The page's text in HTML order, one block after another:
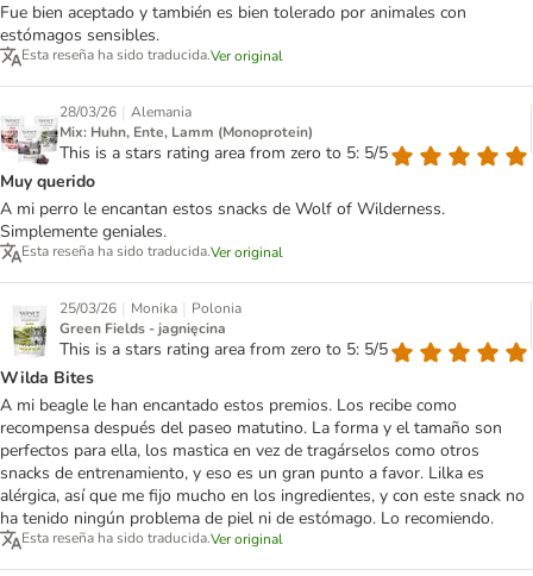
Fue bien aceptado y también es bien tolerado por animales con
estómagos sensibles.
Esta reseña ha sido traducida.Ver original
28/03/26 | Alemania
Mix: Huhn, Ente, Lamm (Monoprotein)
This is a stars rating area from zero to 5: 5/5
Muy querido
A mi perro le encantan estos snacks de Wolf of Wilderness.
Simplemente geniales.
Esta reseña ha sido traducida.Ver original
25/03/26 | Monika | Polonia
Green Fields - jagnięcina
This is a stars rating area from zero to 5: 5/5
Wilda Bites
A mi beagle le han encantado estos premios. Los recibe como
recompensa después del paseo matutino. La forma y el tamaño son
perfectos para ella, los mastica en vez de tragárselos como otros
snacks de entrenamiento, y eso es un gran punto a favor. Lilka es
alérgica, así que me fijo mucho en los ingredientes, y con este snack no
ha tenido ningún problema de piel ni de estómago. Lo recomiendo.
Esta reseña ha sido traducida.Ver original